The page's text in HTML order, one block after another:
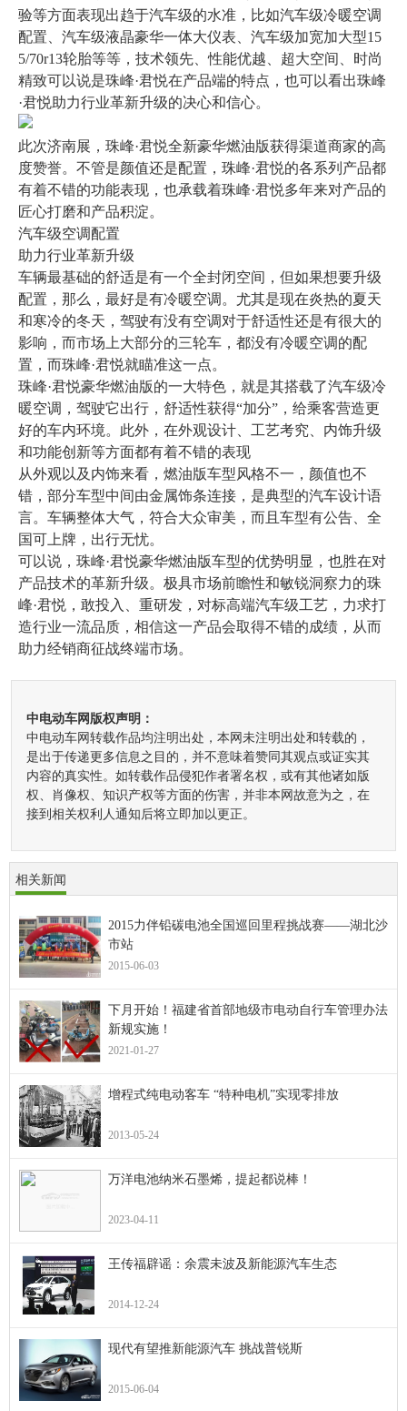
验等方面表现出趋于汽车级的水准，比如汽车级冷暖空调
配置、汽车级液晶豪华一体大仪表 、汽车级加宽加大型15
5/70r13轮胎等等，技术领先、性能优越、超大空间、时尚
精致可以说是珠峰·君悦在产品端的特点，也可以看出珠峰
·君悦助力行业革新升级的决心和信心。
此次济南展，珠峰·君悦全新豪华燃油版获得渠道商家的高
度赞誉。不管是颜值还是配置，珠峰·君悦的各系列产品都
有着不错的功能表现，也承载着珠峰·君悦多年来对产品的
匠心打磨和产品积淀。
汽车级空调配置
助力行业革新升级
车辆最基础的舒适是有一个全封闭空间，但如果想要升级
配置，那么，最好是有冷暖空调。尤其是现在炎热的夏天
和寒冷的冬天，驾驶有没有空调对于舒适性还是有很大的
影响，而市场上大部分的三轮车，都没有冷暖空调的配
置，而珠峰·君悦就瞄准这一点。
珠峰·君悦豪华燃油版的一大特色，就是其搭载了汽车级冷
暖空调，驾驶它出行，舒适性获得“加分”，给乘客营造更
好的车内环境。此外，在外观设计、工艺考究、内饰升级
和功能创新等方面都有着不错的表现
从外观以及内饰来看，燃油版车型风格不一，颜值也不
错，部分车型中间由金属饰条连接，是典型的汽车设计语
言。车辆整体大气，符合大众审美，而且车型有公告、全
国可上牌，出行无忧。
可以说，珠峰·君悦豪华燃油版车型的优势明显，也胜在对
产品技术的革新升级。极具市场前瞻性和敏锐洞察力的珠
峰·君悦，敢投入、重研发，对标高端汽车级工艺，力求打
造行业一流品质，相信这一产品会取得不错的成绩，从而
助力经销商征战终端市场。
中电动车网版权声明：
中电动车网转载作品均注明出处，本网未注明出处和转载的，
是出于传递更多信息之目的，并不意味着赞同其观点或证实其
内容的真实性。如转载作品侵犯作者署名权，或有其他诸如版
权、肖像权、知识产权等方面的伤害，并非本网故意为之，在
接到相关权利人通知后将立即加以更正。
相关新闻
2015力伴铅碳电池全国巡回里程挑战赛——湖北沙
市站
2015-06-03
下月开始！福建省首部地级市电动自行车管理办法
新规实施！
2021-01-27
增程式纯电动客车 “特种电机”实现零排放
2013-05-24
万洋电池纳米石墨烯，提起都说棒！
2023-04-11
王传福辟谣：余震未波及新能源汽车生态
2014-12-24
现代有望推新能源汽车 挑战普锐斯
2015-06-04